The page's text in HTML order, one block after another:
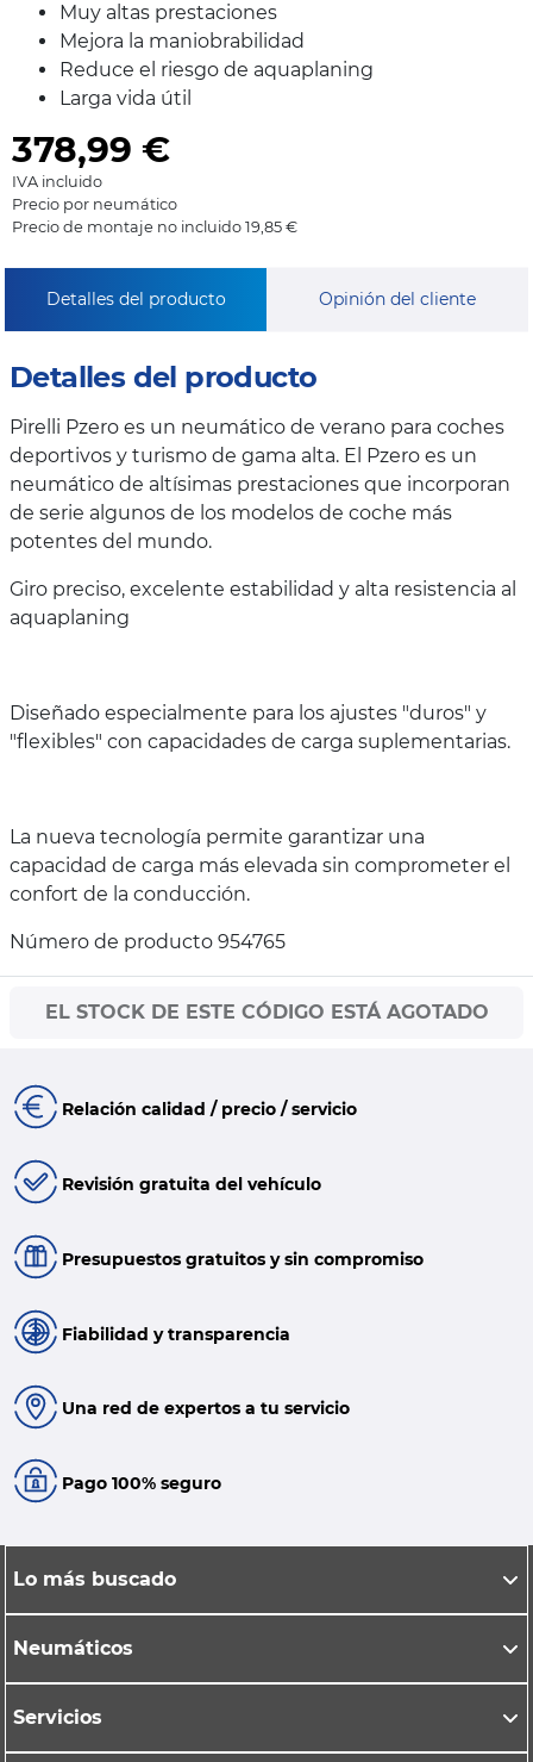
Muy altas prestaciones
Mejora la maniobrabilidad
Reduce el riesgo de aquaplaning
Larga vida útil
378,99 €
IVA incluido
Precio por neumático
Precio de montaje no incluido 19,85 €
Detalles del producto Opinión del cliente
Detalles del producto
Pirelli Pzero es un neumático de verano para coches
deportivos y turismo de gama alta. El Pzero es un
neumático de altísimas prestaciones que incorporan
de serie algunos de los modelos de coche más
potentes del mundo.
Giro preciso, excelente estabilidad y alta resistencia al
aquaplaning
Diseñado especialmente para los ajustes "duros" y
"flexibles" con capacidades de carga suplementarias.
La nueva tecnología permite garantizar una
capacidad de carga más elevada sin comprometer el
confort de la conducción.
Número de producto 954765
EL STOCK DE ESTE CÓDIGO ESTÁ AGOTADO
Relación calidad / precio / servicio
Revisión gratuita del vehículo
Presupuestos gratuitos y sin compromiso
Fiabilidad y transparencia
Una red de expertos a tu servicio
Pago 100% seguro
Lo más buscado
Neumáticos
Servicios